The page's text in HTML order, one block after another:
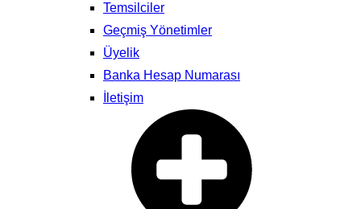
Temsilciler
Geçmiş Yönetimler
Üyelik
Banka Hesap Numarası
İletişim